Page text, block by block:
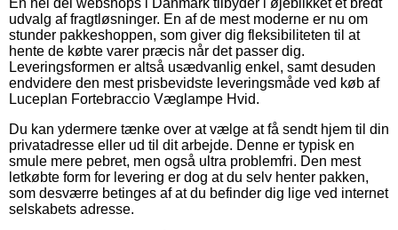
udvalg af fragtløsninger. En af de mest moderne er nu om
stunder pakkeshoppen, som giver dig fleksibiliteten til at
hente de købte varer præcis når det passer dig.
Leveringsformen er altså usædvanlig enkel, samt desuden
endvidere den mest prisbevidste leveringsmåde ved køb af
Luceplan Fortebraccio Væglampe Hvid.
Du kan ydermere tænke over at vælge at få sendt hjem til din
privatadresse eller ud til dit arbejde. Denne er typisk en
smule mere pebret, men også ultra problemfri. Den mest
letkøbte form for levering er dog at du selv henter pakken,
som desværre betinges af at du befinder dig lige ved internet
selskabets adresse.